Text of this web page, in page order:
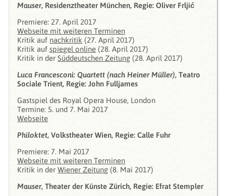
Mauser, Residenztheater München, Regie: Oliver Frljić
Premiere: 27. April 2017
Webseite mit weiteren Terminen
Kritik auf nachkritik (27. April 2017)
Kritik aufspiegel online (28. April 2017)
Kritik in derSüddeutschen Zeitung (28. April 2017)
Luca Francesconi: Quartett (nach Heiner Müller), Teatro
Sociale Trient, Regie: John Fulljames
Gastspiel des Royal Opera House, London
Termine: 5. und 7. Mai 2017
Webseite
Philoktet, Volkstheater Wien, Regie: Calle Fuhr
Premiere: 7. Mai 2017
Webseite mit weiteren Terminen
Kritik in derWiener Zeitung (8. Mai 2017)
Mauser, Theater der Künste Zürich, Regie: Efrat Stempler